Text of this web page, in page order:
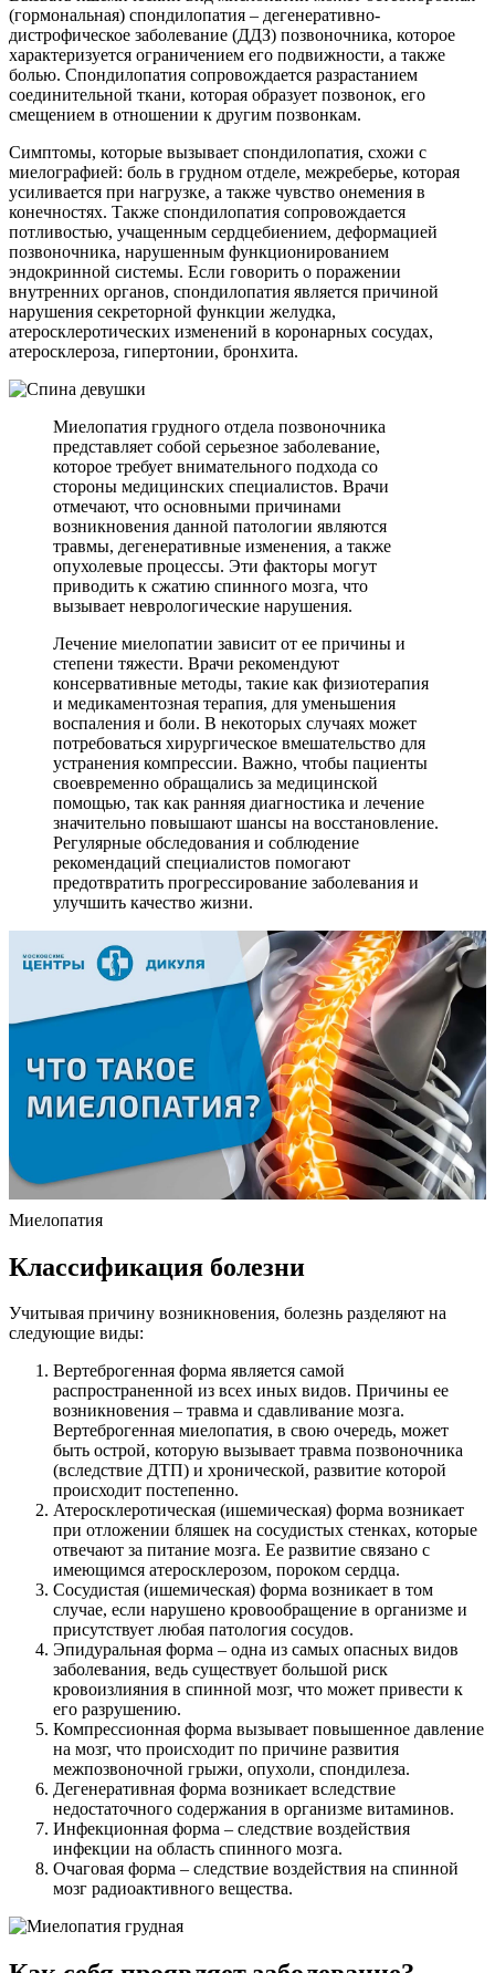
(гормональная) спондилопатия – дегенеративно-
дистрофическое заболевание (ДДЗ) позвоночника, которое
характеризуется ограничением его подвижности, а также
болью. Спондилопатия сопровождается разрастанием
соединительной ткани, которая образует позвонок, его
смещением в отношении к другим позвонкам.
Симптомы, которые вызывает спондилопатия, схожи с
миелографией: боль в грудном отделе, межреберье, которая
усиливается при нагрузке, а также чувство онемения в
конечностях. Также спондилопатия сопровождается
потливостью, учащенным сердцебиением, деформацией
позвоночника, нарушенным функционированием
эндокринной системы. Если говорить о поражении
внутренних органов, спондилопатия является причиной
нарушения секреторной функции желудка,
атеросклеротических изменений в коронарных сосудах,
атеросклероза, гипертонии, бронхита.
Миелопатия грудного отдела позвоночника
представляет собой серьезное заболевание,
которое требует внимательного подхода со
стороны медицинских специалистов. Врачи
отмечают, что основными причинами
возникновения данной патологии являются
травмы, дегенеративные изменения, а также
опухолевые процессы. Эти факторы могут
приводить к сжатию спинного мозга, что
вызывает неврологические нарушения.
Лечение миелопатии зависит от ее причины и
степени тяжести. Врачи рекомендуют
консервативные методы, такие как физиотерапия
и медикаментозная терапия, для уменьшения
воспаления и боли. В некоторых случаях может
потребоваться хирургическое вмешательство для
устранения компрессии. Важно, чтобы пациенты
своевременно обращались за медицинской
помощью, так как ранняя диагностика и лечение
значительно повышают шансы на восстановление.
Регулярные обследования и соблюдение
рекомендаций специалистов помогают
предотвратить прогрессирование заболевания и
улучшить качество жизни.
Миелопатия
Классификация болезни
Учитывая причину возникновения, болезнь разделяют на
следующие виды:
Вертеброгенная форма является самой
распространенной из всех иных видов. Причины ее
возникновения – травма и сдавливание мозга.
Вертеброгенная миелопатия, в свою очередь, может
быть острой, которую вызывает травма позвоночника
(вследствие ДТП) и хронической, развитие которой
происходит постепенно.
Атеросклеротическая (ишемическая) форма возникает
при отложении бляшек на сосудистых стенках, которые
отвечают за питание мозга. Ее развитие связано с
имеющимся атеросклерозом, пороком сердца.
Сосудистая (ишемическая) форма возникает в том
случае, если нарушено кровообращение в организме и
присутствует любая патология сосудов.
Эпидуральная форма – одна из самых опасных видов
заболевания, ведь существует большой риск
кровоизлияния в спинной мозг, что может привести к
его разрушению.
Компрессионная форма вызывает повышенное давление
на мозг, что происходит по причине развития
межпозвоночной грыжи, опухоли, спондилеза.
Дегенеративная форма возникает вследствие
недостаточного содержания в организме витаминов.
Инфекционная форма – следствие воздействия
инфекции на область спинного мозга.
Очаговая форма – следствие воздействия на спинной
мозг радиоактивного вещества.